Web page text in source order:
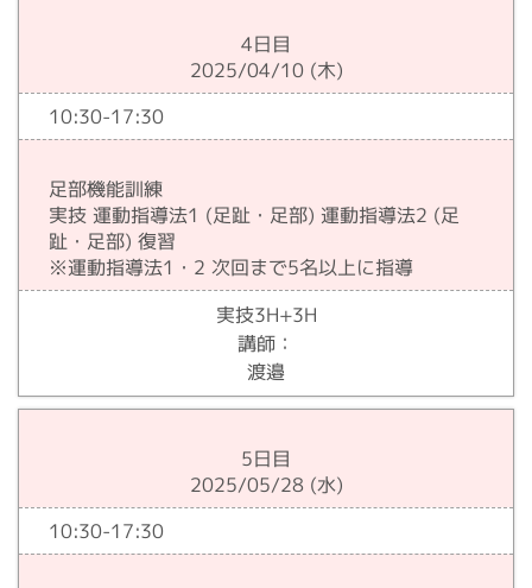
4日目
2025/04/10 (木)
10:30-17:30
足部機能訓練
実技 運動指導法1 (足趾・足部) 運動指導法2 (足
趾・足部) 復習
※運動指導法1・2 次回まで5名以上に指導
実技3H+3H
講師：
渡邉
5日目
2025/05/28 (水)
10:30-17:30